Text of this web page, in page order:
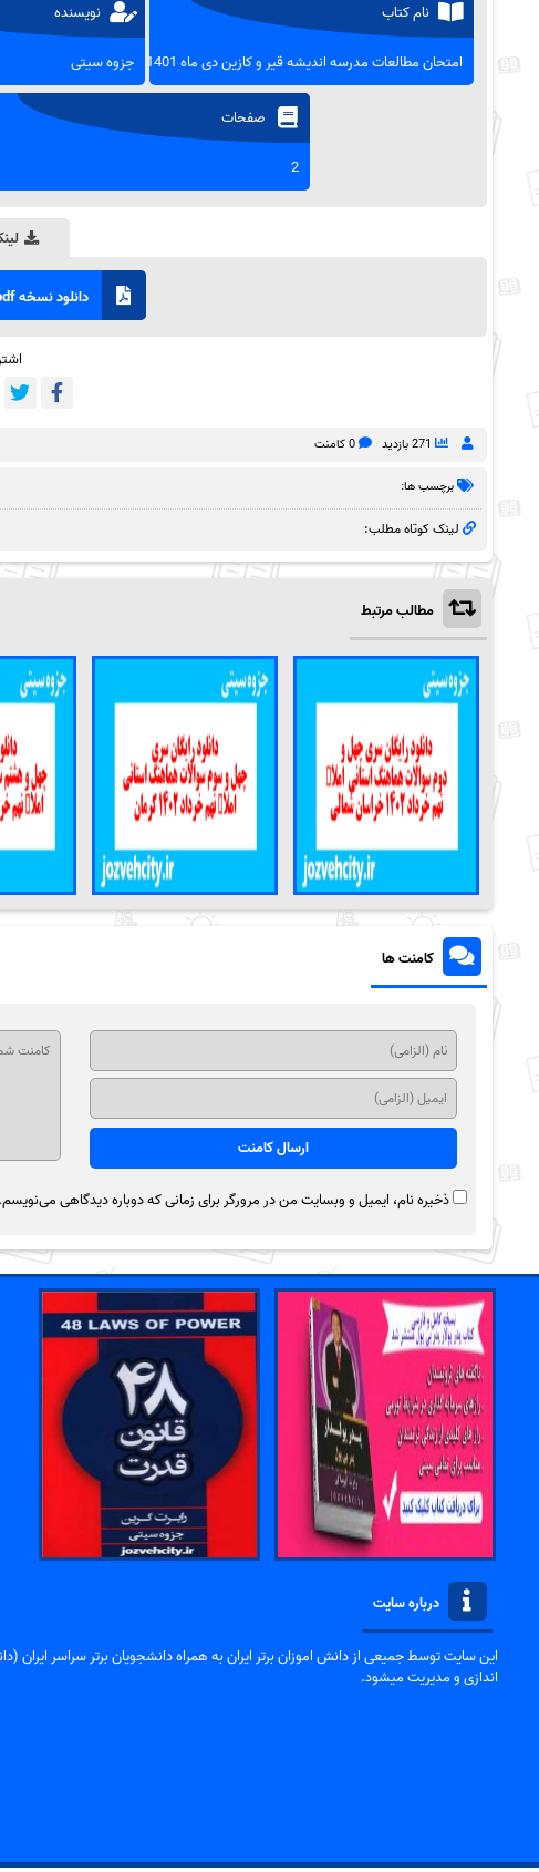
نام کتاب
امتحان مطالعات مدرسه اندیشه قیر و کازین دی ماه 1401
نویسنده
جزوه سیتی
صفحات
2
دانلود نسخه pdf
271 بازدید 0 کامنت
برچسب ها:
لینک کوتاه مطلب:
مطالب مرتبط
کامنت ها
ذخیره نام، ایمیل و وبسایت من در مرورگر برای زمانی که دوباره دیدگاهی می‌نویسم.
درباره سایت
این سایت توسط جمیعی از دانش اموزان برتر ایران به همراه دانشجویان برتر سراسر ایران
اندازی و مدیریت میشود.